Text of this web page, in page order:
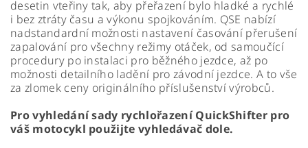
desetin vteřiny tak, aby přeřazení bylo hladké a rychlé
i bez ztráty času a výkonu spojkováním. QSE nabízí
nadstandardní možnosti nastavení časování přerušení
zapalování pro všechny režimy otáček, od samoučící
procedury po instalaci pro běžného jezdce, až po
možnosti detailního ladění pro závodní jezdce. A to vše
za zlomek ceny originálního příslušenství výrobců.
Pro vyhledání sady rychlořazení QuickShifter pro
váš motocykl použijte vyhledávač dole.